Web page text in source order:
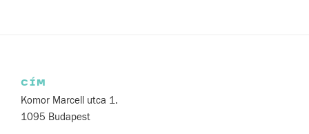
CÍM
Komor Marcell utca 1.
1095 Budapest